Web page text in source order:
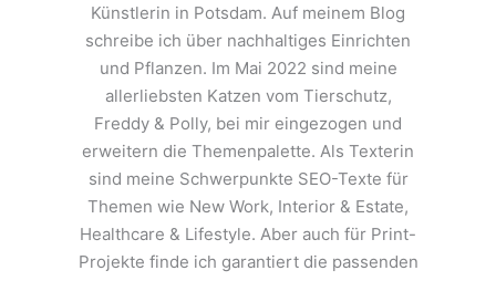
Künstlerin in Potsdam. Auf meinem Blog
schreibe ich über nachhaltiges Einrichten
und Pflanzen. Im Mai 2022 sind meine
allerliebsten Katzen vom Tierschutz,
Freddy & Polly, bei mir eingezogen und
erweitern die Themenpalette. Als Texterin
sind meine Schwerpunkte SEO-Texte für
Themen wie New Work, Interior & Estate,
Healthcare & Lifestyle. Aber auch für Print-
Projekte finde ich garantiert die passenden